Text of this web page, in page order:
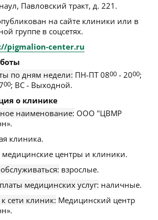
, Павловский тракт, д. 221 .
на сайте клиники или в
группе в соцсетях.
pigmalion-center.ru
по дням недели: ПН-ПТ 0800 - 2000;
00; ВС - Выходной.
о клинике
наименование: ООО "ЦВМР
клиника.
медицинские центры и клиники.
взрослые.
медицинских услуг: наличные.
сети клиник: Медицинский центр